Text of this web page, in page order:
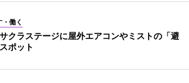
働く
クラステージに屋外エアコンやミストの「避
ポット